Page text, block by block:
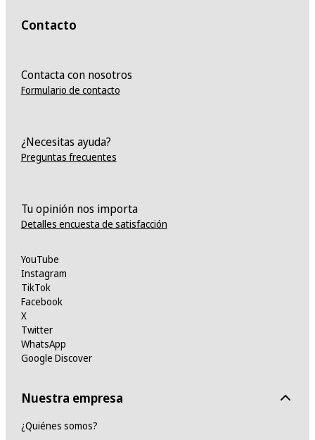
Contacto
Contacta con nosotros
Formulario de contacto
¿Necesitas ayuda?
Preguntas frecuentes
Tu opinión nos importa
Detalles encuesta de satisfacción
YouTube
Instagram
TikTok
Facebook
X
Twitter
WhatsApp
Google Discover
Nuestra empresa
¿Quiénes somos?